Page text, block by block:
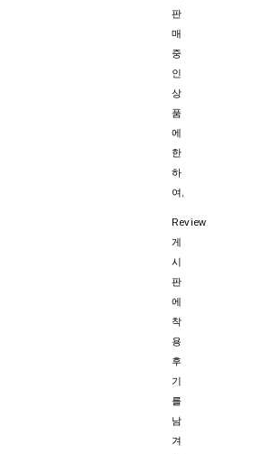
판
매
중
인
상
품
에
한
하
여,
Review
게
시
판
에
착
용
후
기
를
남
겨